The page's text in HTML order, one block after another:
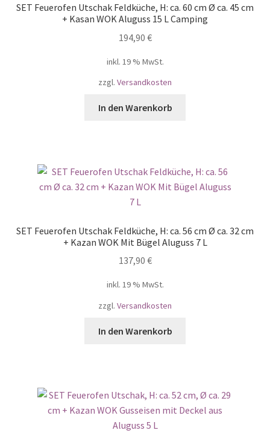
SET Feuerofen Utschak Feldküche, H: ca. 60 cm Ø ca. 45 cm
+ Kasan WOK Aluguss 15 L Camping
194,90 €
inkl. 19 % MwSt.
zzgl. Versandkosten
In den Warenkorb
SET Feuerofen Utschak Feldküche, H: ca. 56 cm Ø ca. 32 cm
+ Kazan WOK Mit Bügel Aluguss 7 L
137,90 €
inkl. 19 % MwSt.
zzgl. Versandkosten
In den Warenkorb